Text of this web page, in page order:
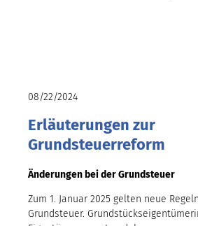
08/22/2024
Erläuterungen zur
Grundsteuerreform
Änderungen bei der Grundsteuer
Zum 1. Januar 2025 gelten neue
Grundsteuer.